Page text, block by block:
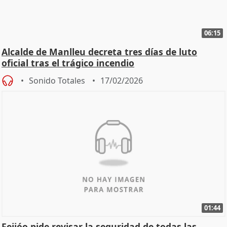
06:15
Alcalde de Manlleu decreta tres días de luto
oficial tras el trágico incendio
Sonido Totales 17/02/2026
01:44